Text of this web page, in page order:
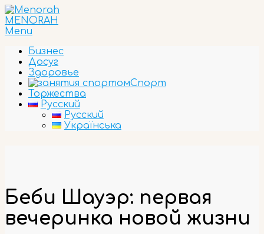
Skip
to
content
MENORAH
Primary
Menu
Menu
Бизнес
Досуг
Здоровье
Спорт
Торжества
Русский
Русский
Українська
Беби Шауэр: первая
вечеринка новой жизни